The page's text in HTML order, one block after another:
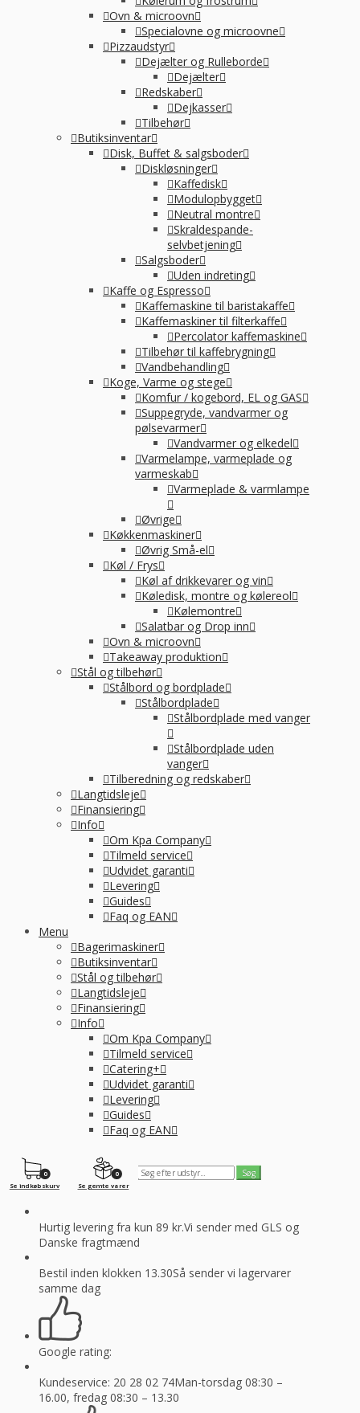
Ovn & microovn
Specialovne og microovne
Pizzaudstyr
Dejælter og Rulleborde
Dejælter
Redskaber
Dejkasser
Tilbehør
Butiksinventar
Disk, Buffet & salgsboder
Diskløsninger
Kaffedisk
Modulopbygget
Neutral montre
Skraldespande-
selvbetjening
Salgsboder
Uden indreting
Kaffe og Espresso
Kaffemaskine til baristakaffe
Kaffemaskiner til filterkaffe
Percolator kaffemaskine
Tilbehør til kaffebrygning
Vandbehandling
Koge, Varme og stege
Komfur / kogebord, EL og GAS
Suppegryde, vandvarmer og
pølsevarmer
Vandvarmer og elkedel
Varmelampe, varmeplade og
varmeskab
Varmeplade & varmlampe
Øvrige
Køkkenmaskiner
Øvrig Små-el
Køl / Frys
Køl af drikkevarer og vin
Køledisk, montre og kølereol
Kølemontre
Salatbar og Drop inn
Ovn & microovn
Takeaway produktion
Stål og tilbehør
Stålbord og bordplade
Stålbordplade
Stålbordplade med vanger
Stålbordplade uden
vanger
Tilberedning og redskaber
Langtidsleje
Finansiering
Info
Om Kpa Company
Tilmeld service
Udvidet garanti
Levering
Guides
Faq og EAN
Menu
Bagerimaskiner
Butiksinventar
Stål og tilbehør
Langtidsleje
Finansiering
Info
Om Kpa Company
Tilmeld service
Catering+
Udvidet garanti
Levering
Guides
Faq og EAN
0
Se gemte varer
0
Se indkøbskurv
Hurtig levering fra kun 89 kr.Vi sender med GLS og
Danske fragtmænd
Bestil inden klokken 13.30Så sender vi lagervarer
samme dag
Google rating:
Kundeservice: 20 28 02 74Man-torsdag 08:30 –
16.00, fredag 08:30 – 13.30